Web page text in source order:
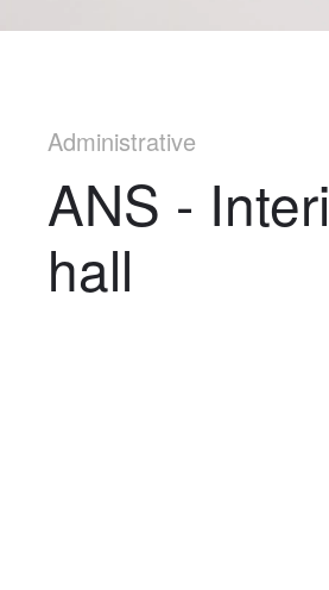
Administrative
ANS -
hall